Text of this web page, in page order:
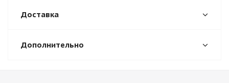
Доставка
Дополнительно